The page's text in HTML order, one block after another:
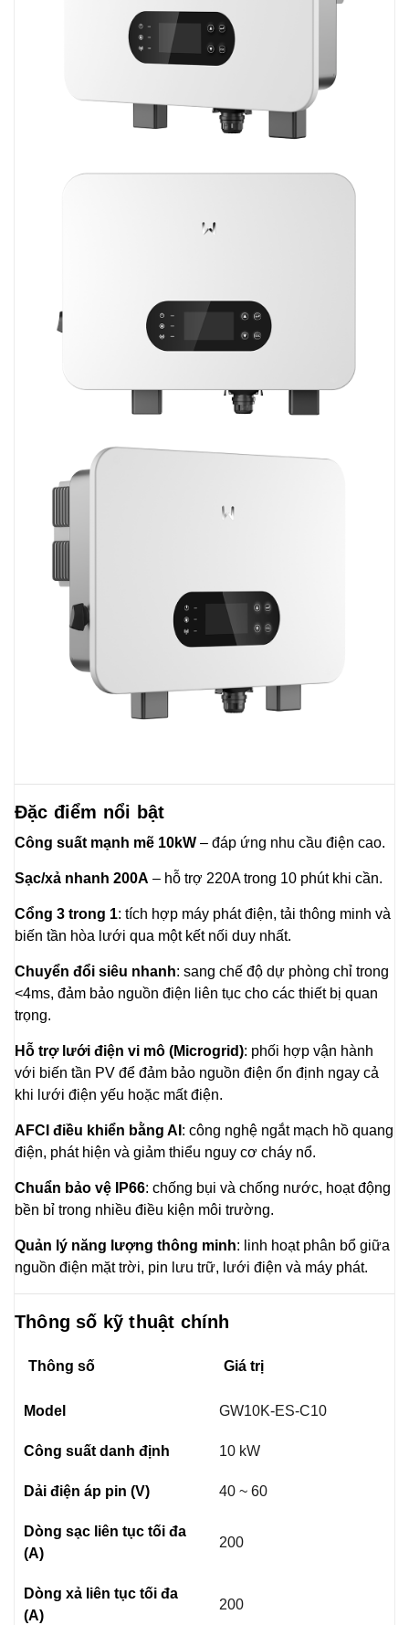
Đặc điểm nổi bật
Công suất mạnh mẽ 10kW – đáp ứng nhu cầu điện cao.
Sạc/xả nhanh 200A – hỗ trợ 220A trong 10 phút khi cần.
Cổng 3 trong 1: tích hợp máy phát điện, tải thông minh và
biến tần hòa lưới qua một kết nối duy nhất.
Chuyển đổi siêu nhanh: sang chế độ dự phòng chỉ trong
<4ms, đảm bảo nguồn điện liên tục cho các thiết bị quan
trọng.
Hỗ trợ lưới điện vi mô (Microgrid): phối hợp vận hành
với biến tần PV để đảm bảo nguồn điện ổn định ngay cả
khi lưới điện yếu hoặc mất điện.
AFCI điều khiển bằng AI : công nghệ ngắt mạch hồ quang
điện, phát hiện và giảm thiểu nguy cơ cháy nổ.
Chuẩn bảo vệ IP66: chống bụi và chống nước, hoạt động
bền bỉ trong nhiều điều kiện môi trường.
Quản lý năng lượng thông minh: linh hoạt phân bổ giữa
nguồn điện mặt trời, pin lưu trữ, lưới điện và máy phát.
Thông số kỹ thuật chính
Thông số Giá trị
Model GW10K-ES-C10
Công suất danh định 10 kW
Dải điện áp pin (V) 40 ~ 60
Dòng sạc liên tục tối đa
(A)
200
Dòng xả liên tục tối đa
(A)
200